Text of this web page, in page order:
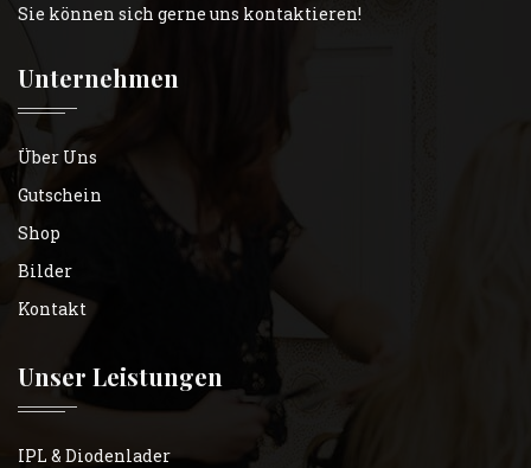
Sie können sich gerne uns kontaktieren!
Unternehmen
Über Uns
Gutschein
Shop
Bilder
Kontakt
Unser Leistungen
IPL & Diodenlader